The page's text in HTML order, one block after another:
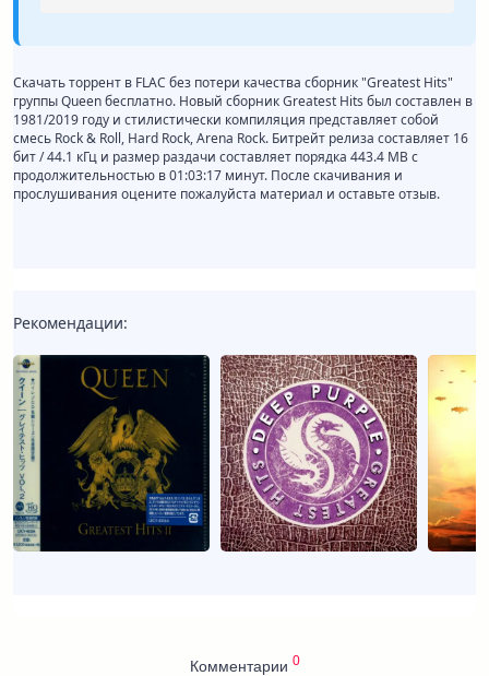
Скачать торрент в FLAC без потери качества сборник "Greatest Hits"
группы Queen бесплатно. Новый сборник Greatest Hits был составлен в
1981/2019 году и стилистически компиляция представляет собой
смесь Rock & Roll, Hard Rock, Arena Rock. Битрейт релиза составляет 16
бит / 44.1 кГц и размер раздачи составляет порядка 443.4 MB с
продолжительностью в 01:03:17 минут. После скачивания и
прослушивания оцените пожалуйста материал и оставьте отзыв.
Рекомендации:
Комментарии 0